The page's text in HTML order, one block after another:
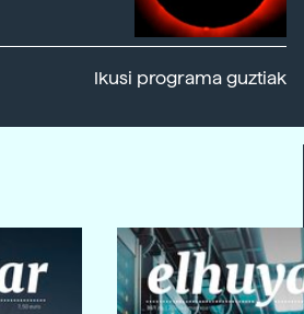
Ikusi programa guztiak